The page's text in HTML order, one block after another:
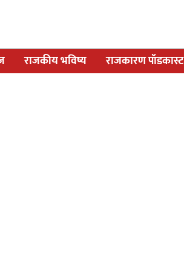
राजकीय भविष्य राजकारण पॉडकास्ट